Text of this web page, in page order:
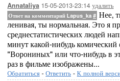
Annataliya 15-05-2013-23:14 удалить
Ответ на комментарий Lapus_ka # Нее,
ленивая, ты нормальная. Это я
среднестатистических людей
минут какой-нибудь
"Ворониных" или что-нибудь в
раз в фильме изображены...
Обратиться - Ответить - К полной